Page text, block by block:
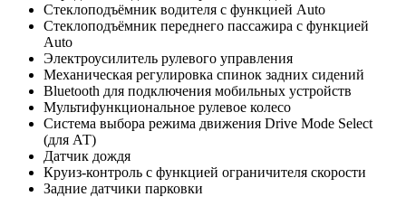
Стеклоподъёмник водителя c функцией Auto
Стеклоподъёмник переднего пассажира c функцией
Auto
Электроусилитель рулевого управления
Механическая регулировка спинок задних сидений
Bluetooth для подключения мобильных устройств
Мультифункциональное рулевое колесо
Система выбора режима движения Drive Mode Select
(для АТ)
Датчик дождя
Круиз-контроль с функцией ограничителя скорости
Задние датчики парковки